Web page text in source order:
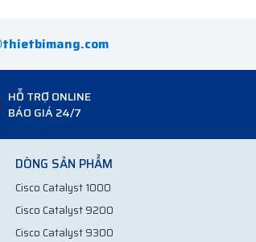
HỖ TRỢ ONLINE
BÁO GIÁ 24/7
DÒNG SẢN PHẨM
Cisco Catalyst 1000
Cisco Catalyst 9200
Cisco Catalyst 9300